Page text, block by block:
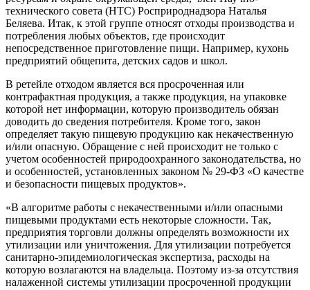
технического совета (НТС) Росприроднадзора Наталья
Беляева. Итак, к этой группе относят отходы производства и
потребления любых объектов, где происходит
непосредственное приготовление пищи. Например, кухонь
предприятий общепита, детских садов и школ.
В ретейле отходом является вся просроченная или
контрафактная продукция, а также продукция, на упаковке
которой нет информации, которую производитель обязан
доводить до сведения потребителя. Кроме того, закон
определяет такую пищевую продукцию как некачественную
и/или опасную. Обращение с ней происходит не только с
учетом особенностей природоохранного законодательства, но
и особенностей, установленных законом № 29-ФЗ «О качестве
и безопасности пищевых продуктов».
«В алгоритме работы с некачественными и/или опасными
пищевыми продуктами есть некоторые сложности. Так,
предприятия торговли должны определять возможности их
утилизации или уничтожения. Для утилизации потребуется
санитарно-эпидемиологическая экспертиза, расходы на
которую возлагаются на владельца. Поэтому из-за отсутствия
налаженной системы утилизации просроченной продукции